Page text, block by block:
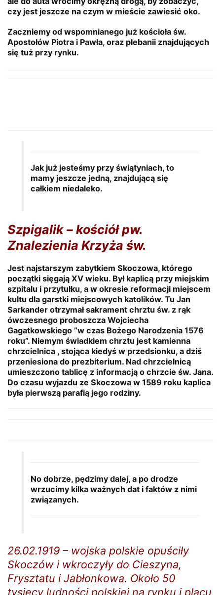
czy jest jeszcze na czym w mieście zawiesić oko.
Zaczniemy od wspomnianego już kościoła św.
Apostołów Piotra i Pawła, oraz plebanii znajdujących
się tuż przy rynku.
Jak już jesteśmy przy świątyniach, to
mamy jeszcze jedną, znajdującą się
całkiem niedaleko.
Szpigalik – kościół pw.
Znalezienia Krzyża św.
Jest najstarszym zabytkiem Skoczowa, którego
początki sięgają XV wieku. Był kaplicą przy miejskim
szpitalu i przytułku, a w okresie reformacji miejscem
kultu dla garstki miejscowych katolików. Tu Jan
Sarkander otrzymał sakrament chrztu św. z rąk
ówczesnego proboszcza Wojciecha
Gagatkowskiego ”w czas Bożego Narodzenia 1576
roku”. Niemym świadkiem chrztu jest kamienna
chrzcielnica , stojąca kiedyś w przedsionku, a dziś
przeniesiona do prezbiterium. Nad chrzcielnicą
umieszczono tablicę z informacją o chrzcie św. Jana.
Do czasu wyjazdu ze Skoczowa w 1589 roku kaplica
była pierwszą parafią jego rodziny.
No dobrze, pędzimy dalej, a po drodze
wrzucimy kilka ważnych dat i faktów z nimi
związanych.
26.02.1919 – wojska polskie opuściły
Skoczów i wkroczyły do Cieszyna,
Frysztatu i Jabłonkowa. Około 50
tysięcy ludności polskiej na rynku i placu